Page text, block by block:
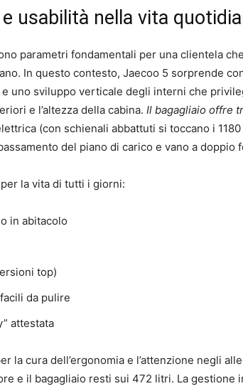
usabilità nella vita
parametri fondamentali per una clientela
In questo contesto, Jaecoo 5 sorprende
uno sviluppo verticale degli interni che
e l’altezza della cabina. Il bagagliaio offre
(con schienali abbattuti si toccano i
del piano di carico e vano a doppio
la vita di tutti i giorni:
in abitacolo
top)
da pulire
attestata
la cura dell’ergonomia e l’attenzione negli
e il bagagliaio resti sui 472 litri. La gestione